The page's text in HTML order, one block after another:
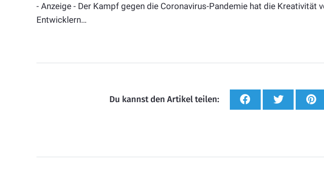
- Anzeige - Der Kampf gegen die Coronavirus-Pandemie hat die Kreativität
Entwicklern…
Du kannst den Artikel teilen: